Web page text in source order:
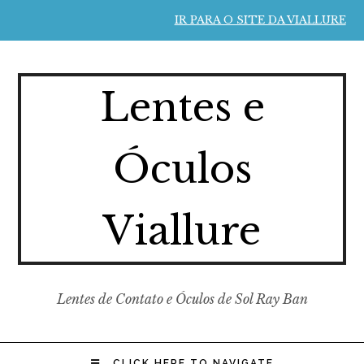
IR PARA O SITE DA VIALLURE
Lentes e
Óculos
Viallure
Lentes de Contato e Óculos de Sol Ray Ban